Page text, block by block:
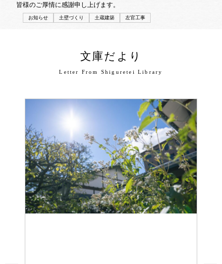
皆様のご厚情に感謝申し上げます。
お知らせ 土壁づくり 土蔵建築 左官工事
文庫だより
Letter From Shiguretei Library